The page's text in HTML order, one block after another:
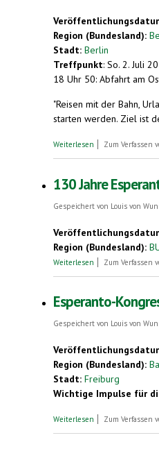
Region (Bundesland):
Stadt: Berlin
Treffpunkt: So. 2. Juli
18 Uhr 50: Abfahrt am
"Reisen mit der Bahn,
starten werden. Ziel ist
Weiterlesen über Esperanto-
Zum Verfassen
130 Jahre
Gespeichert von Louis von
Region (Bundesland):
Weiterlesen über 130 Jahre
Zum Verfassen
Esperanto-
Gespeichert von Louis von
Region (Bundesland):
Stadt: Freiburg
Wichtige Impulse für
Weiterlesen über Esperanto-
Zum Verfassen